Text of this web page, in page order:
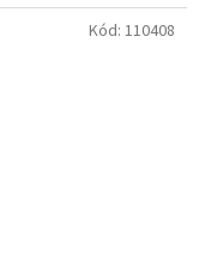
Kód: 110408